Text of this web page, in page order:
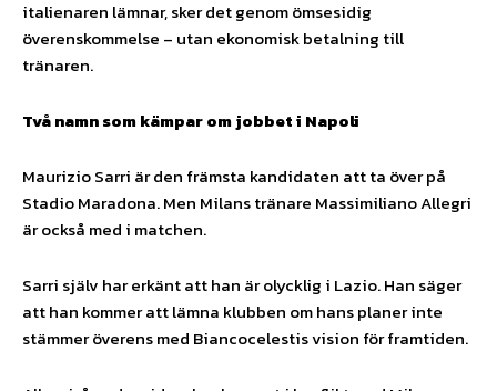
italienaren lämnar, sker det genom ömsesidig
överenskommelse – utan ekonomisk betalning till
tränaren.
Två namn som kämpar om jobbet i Napoli
Maurizio Sarri är den främsta kandidaten att ta över på
Stadio Maradona. Men Milans tränare Massimiliano Allegri
är också med i matchen.
Sarri själv har erkänt att han är olycklig i Lazio. Han säger
att han kommer att lämna klubben om hans planer inte
stämmer överens med Biancocelestis vision för framtiden.